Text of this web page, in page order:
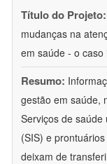
Título do Projeto:
mudanças na
em saúde - o caso
Resumo:
gestão em saúde,
Serviços de
(SIS) e
deixam de